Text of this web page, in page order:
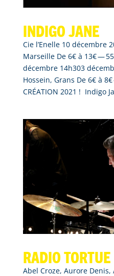
Indigo Jane
Cie l’Enelle 10 décembre
Marseille De 6€ à 13€ —
décembre 14h303
Hossein, Grans De 6€ à
CRÉATION 2021 ! Indigo
Radio tortue
Abel Croze, Aurore